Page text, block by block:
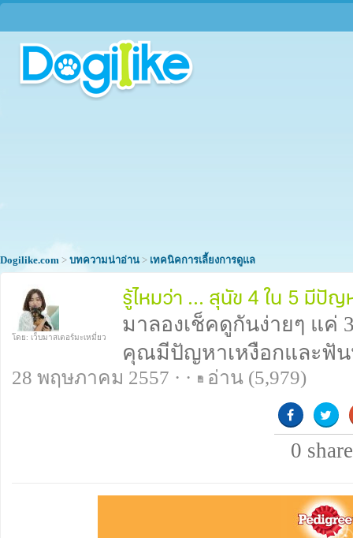
Dogilike.com > บทความน่าอ่าน > เทคนิคการเลี้ยงการดูแล
โดย: เว็บมาสเตอร์มะเหมี่ยว
รู้ไหมว่า ... สุนัข 4 ใน 5 มีปัญ
มาลองเช็คดูกันง่ายๆ แ
คุณมีปัญหาเหงือกและฟัน
28 พฤษภาคม 2557 · · อ่าน (5,979)
0